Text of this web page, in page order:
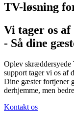
TV-løsning
Vi tager os af
- Så dine
Oplev
support tager vi os af
Dine gæster fortjener
derhjemme, men
Kontakt os